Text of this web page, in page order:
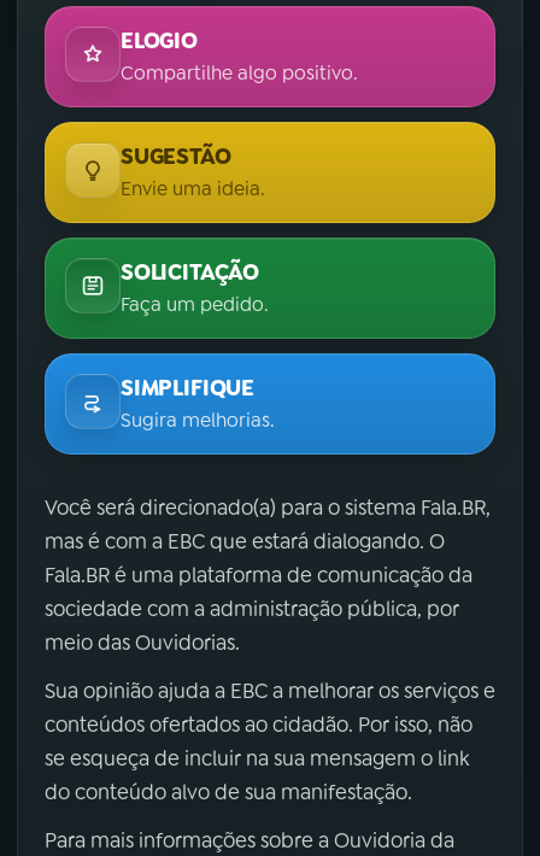
ELOGIO
Compartilhe algo positivo.
SUGESTÃO
Envie uma ideia.
SOLICITAÇÃO
Faça um pedido.
SIMPLIFIQUE
Sugira melhorias.
Você será direcionado(a) para o sistema Fala.BR,
mas é com a EBC que estará dialogando. O
Fala.BR é uma plataforma de comunicação da
sociedade com a administração pública, por
meio das Ouvidorias.
Sua opinião ajuda a EBC a melhorar os serviços e
conteúdos ofertados ao cidadão. Por isso, não
se esqueça de incluir na sua mensagem o link
do conteúdo alvo de sua manifestação.
Para mais informações sobre a Ouvidoria da